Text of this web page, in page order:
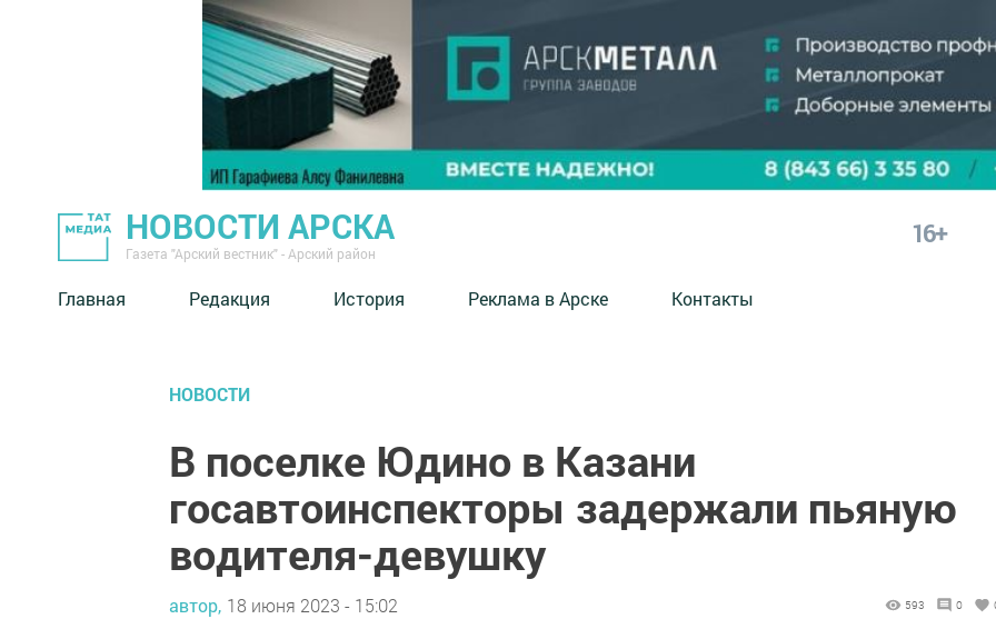
НОВОСТИ АРСКА
Газета "Арский вестник" - Арский район
16+
Главная Редакция История Реклама в Арске Контакты
НОВОСТИ
В поселке Юдино в Казани
госавтоинспекторы задержали пьяную
водителя-девушку
автор, 18 июня 2023 - 15:02 593 0